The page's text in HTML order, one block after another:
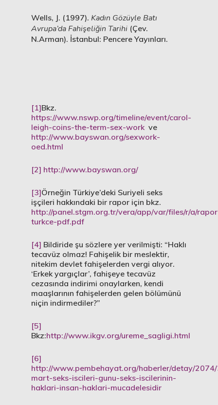
Wells, J. (1997). Kadın Gözüyle Batı
Avrupa’da Fahişeliğin Tarihi (Çev.
N.Arman). İstanbul: Pencere Yayınları.
[1]Bkz.
https://www.nswp.org/timeline/event/carol-
leigh-coins-the-term-sex-workve
http://www.bayswan.org/sexwork-
oed.html
[2] http://www.bayswan.org/
[3]Örneğin Türkiye’deki Suriyeli seks
işçileri hakkındaki bir rapor için bkz.
http://panel.stgm.org.tr/vera/app/var/files/r/a/
turkce-pdf.pdf
[4] Bildiride şu sözlere yer verilmişti: “Haklı
tecavüz olmaz! Fahişelik bir meslektir,
nitekim devlet fahişelerden vergi alıyor.
‘Erkek yargıçlar’, fahişeye tecavüz
cezasında indirimi onaylarken, kendi
maaşlarının fahişelerden gelen bölümünü
niçin indirmediler?”
[5]
Bkz:http://www.ikgv.org/ureme_sagligi.html
[6]
http://www.pembehayat.org/haberler/detay/
mart-seks-iscileri-gunu-seks-iscilerinin-
haklari-insan-haklari-mucadelesidir